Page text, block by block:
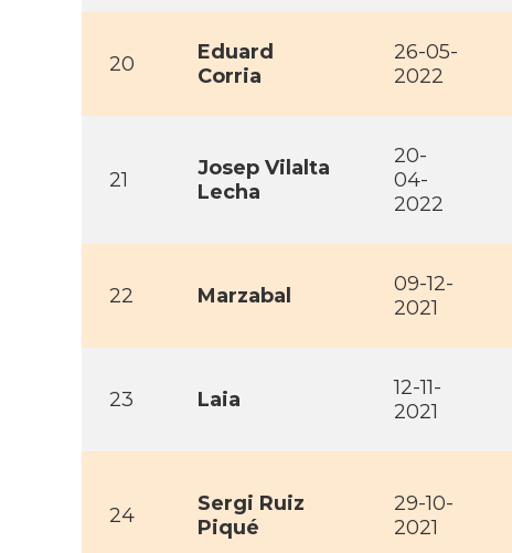
20
Eduard
Corria
26-05-
2022
21
Josep Vilalta
Lecha
20-
04-
2022
22 Marzabal
09-12-
2021
23 Laia
12-11-
2021
24
Sergi Ruiz
Piqué
29-10-
2021